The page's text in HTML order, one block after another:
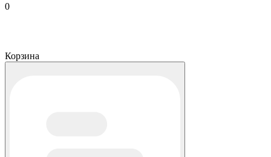
0
Корзина